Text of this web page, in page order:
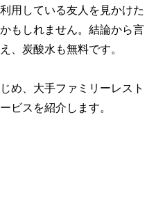
用している友人を見かけた
もしれません。結論から言
、炭酸水も無料です。
め、大手ファミリーレスト
ビスを紹介します。